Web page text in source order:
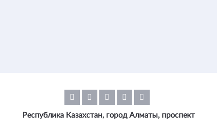
Республика Казахстан, город Алматы, проспект